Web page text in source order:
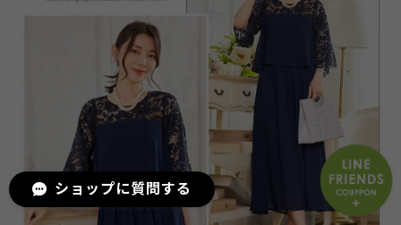
ショップに質問する